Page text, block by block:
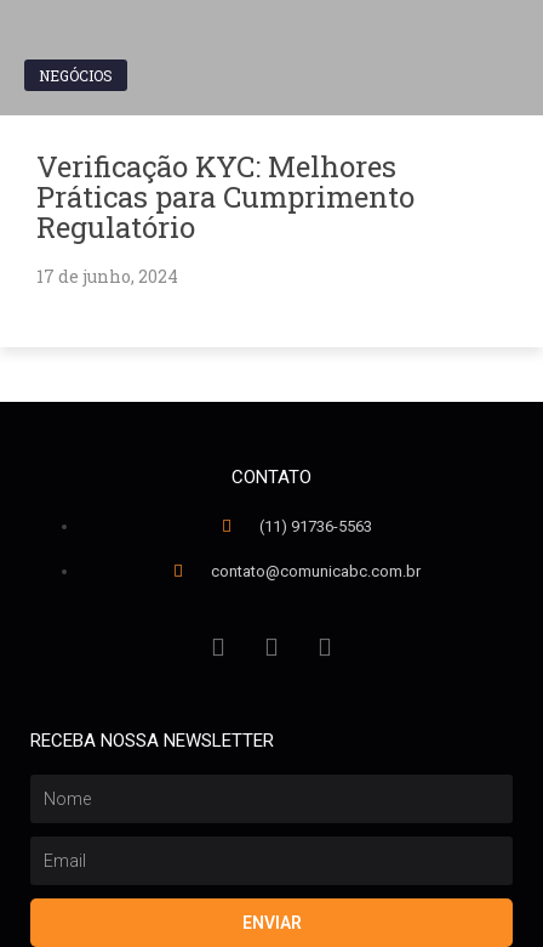
NEGÓCIOS
Verificação KYC: Melhores
Práticas para Cumprimento
Regulatório
17 de junho, 2024
CONTATO
(11) 91736-5563
contato@comunicabc.com.br
RECEBA NOSSA NEWSLETTER
ENVIAR